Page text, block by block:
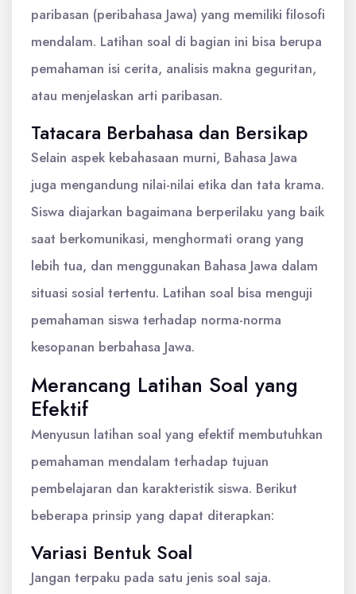
paribasan (peribahasa Jawa) yang memiliki filosofi
mendalam. Latihan soal di bagian ini bisa berupa
pemahaman isi cerita, analisis makna geguritan,
atau menjelaskan arti paribasan.
Tatacara Berbahasa dan Bersikap
Selain aspek kebahasaan murni, Bahasa Jawa
juga mengandung nilai-nilai etika dan tata krama.
Siswa diajarkan bagaimana berperilaku yang baik
saat berkomunikasi, menghormati orang yang
lebih tua, dan menggunakan Bahasa Jawa dalam
situasi sosial tertentu. Latihan soal bisa menguji
pemahaman siswa terhadap norma-norma
kesopanan berbahasa Jawa.
Merancang Latihan Soal yang
Efektif
Menyusun latihan soal yang efektif membutuhkan
pemahaman mendalam terhadap tujuan
pembelajaran dan karakteristik siswa. Berikut
beberapa prinsip yang dapat diterapkan:
Variasi Bentuk Soal
Jangan terpaku pada satu jenis soal saja.